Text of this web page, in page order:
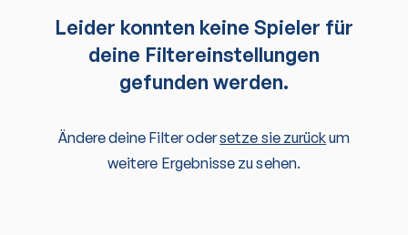
Leider konnten keine Spieler für
deine Filtereinstellungen
gefunden werden.
Ändere deine Filter odersetze sie zurückum
weitere Ergebnisse zu sehen.